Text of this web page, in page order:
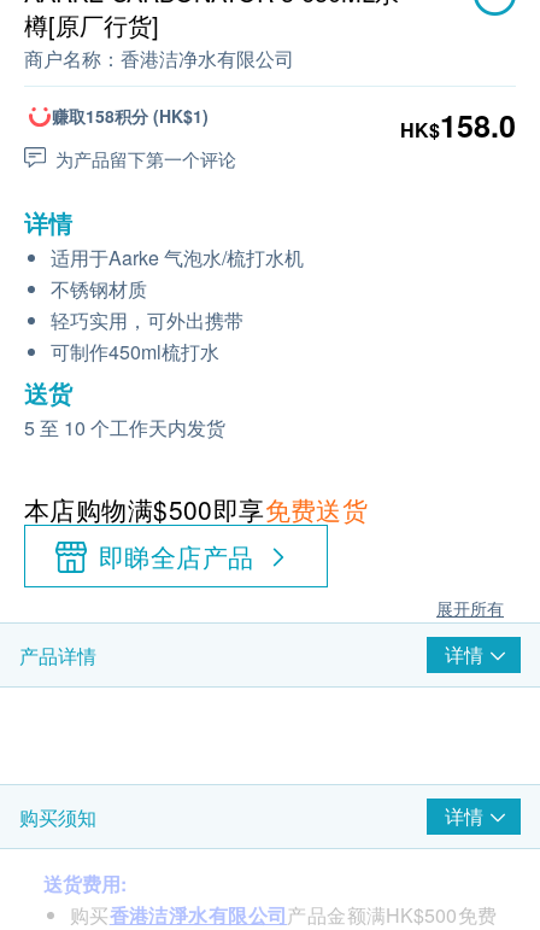
樽[原厂行货]
商户名称： 香港洁净水有限公司
赚取158积分 (HK$1)
为产品留下第一个评论
HK$158.0
详情
适用于Aarke 气泡水/梳打水机
不锈钢材质
轻巧实用，可外出携带
可制作450ml梳打水
送货
5 至 10 个工作天内发货
本店购物满$500即享免费送货
即睇全店产品
展开所有
产品详情 详情
购买须知 详情
送货费用:
购买香港洁淨水有限公司产品金额满HK$500免费